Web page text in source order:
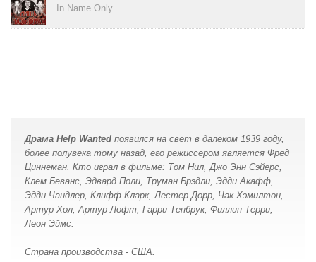
In Name Only
Драма Help Wanted появился на свет в далеком 1939 году,
более полувека тому назад, его режиссером является Фред
Циннеман. Кто играл в фильме: Том Нил, Джо Энн Сэйерс,
Клем Беванс, Эдвард Поли, Труман Брэдли, Эдди Акафф,
Эдди Чандлер, Клифф Кларк, Лестер Дорр, Чак Хэмилтон,
Артур Хол, Артур Лофт, Гарри Тенбрук, Филлип Терри,
Леон Эймс.
Страна производства - США.